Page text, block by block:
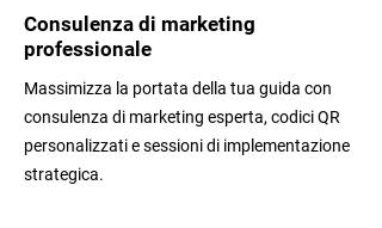
Consulenza di marketing
professionale
Massimizza la portata della tua guida con
consulenza di marketing esperta, codici QR
personalizzati e sessioni di implementazione
strategica.